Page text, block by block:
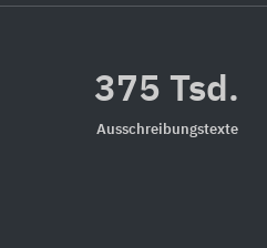
375 Tsd.
Ausschreibungstexte